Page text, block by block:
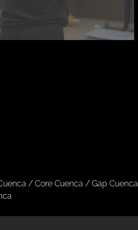
/ Core Cuenca / Gap Cuenca